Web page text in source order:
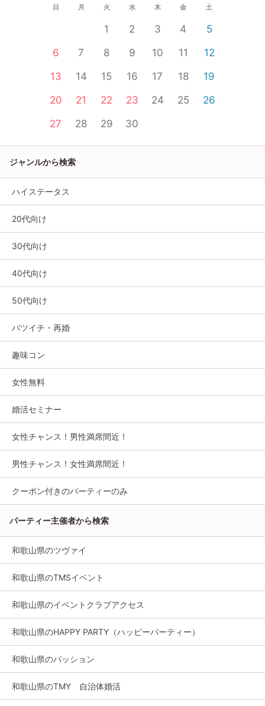
日 月 火 水 木 金 土
1 2 3 4
5
6
7 8 9 10 11
12
13
14 15 16 17 18
19
20
21 22 23 24 25
26
27
28 29 30
ジャンルから検索
ハイステータス
20代向け
30代向け
40代向け
50代向け
バツイチ・再婚
趣味コン
女性無料
婚活セミナー
女性チャンス！男性満席間近！
男性チャンス！女性満席間近！
クーポン付きのパーティーのみ
パーティー主催者から検索
和歌山県のツヴァイ
和歌山県のTMSイベント
和歌山県のイベントクラブアクセス
和歌山県のHAPPY PARTY（ハッピーパーティー）
和歌山県のパッション
和歌山県のTMY 自治体婚活